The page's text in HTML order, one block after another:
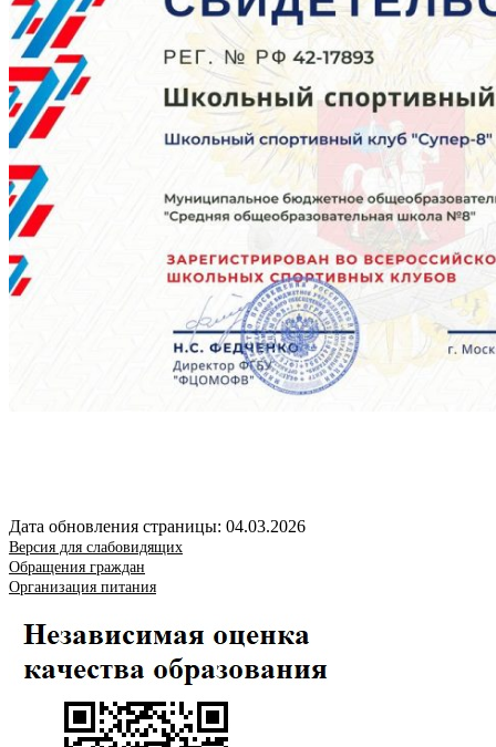
Дата обновления страницы: 04.03.2026
Версия для слабовидящих
Обращения граждан
Организация питания